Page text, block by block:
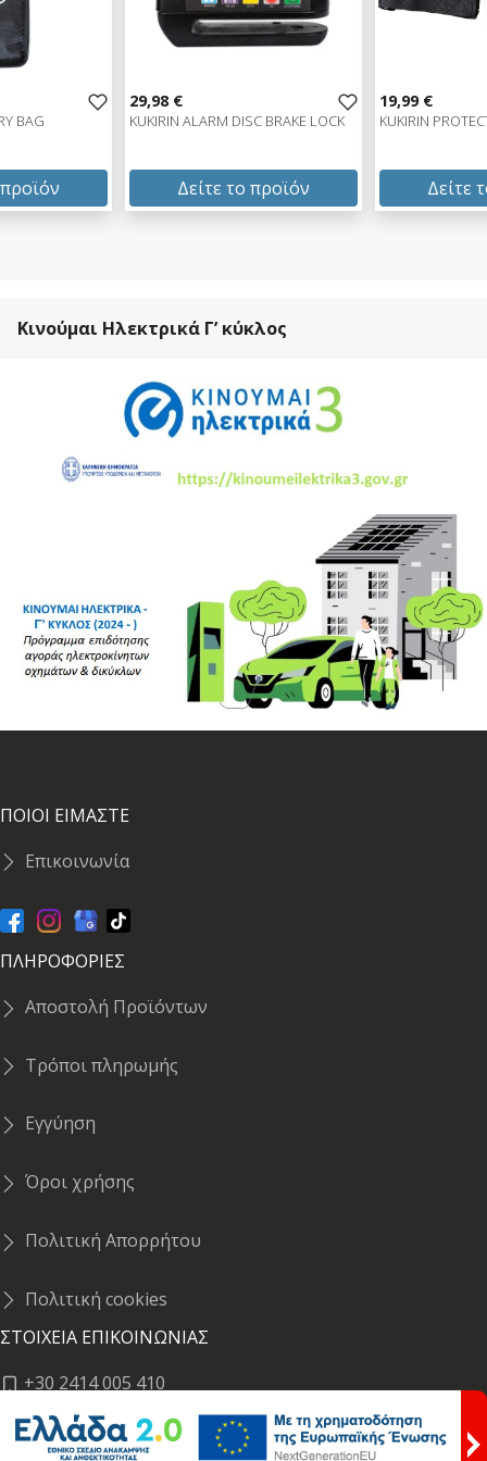
BAG
29,98 €
KUKIRIN ALARM DISC BRAKE LOCK
Δείτε το προϊόν
19,99 €
KUKIRIN
Δείτε
Κινούμαι Ηλεκτρικά Γ’ κύκλος
ΠΟΙΟΙ ΕΙΜΑΣΤΕ
Επικοινωνία
ΠΛΗΡΟΦΟΡΙΕΣ
Αποστολή Προϊόντων
Τρόποι πληρωμής
Εγγύηση
Όροι χρήσης
Πολιτική Απορρήτου
Πολιτική cookies
ΣΤΟΙΧΕΙΑ ΕΠΙΚΟΙΝΩΝΙΑΣ
+30 2414 005 410
Σκίπη 1 & Ήρας,Λάρισα, 41222 (Σημείο Παραλαβής)